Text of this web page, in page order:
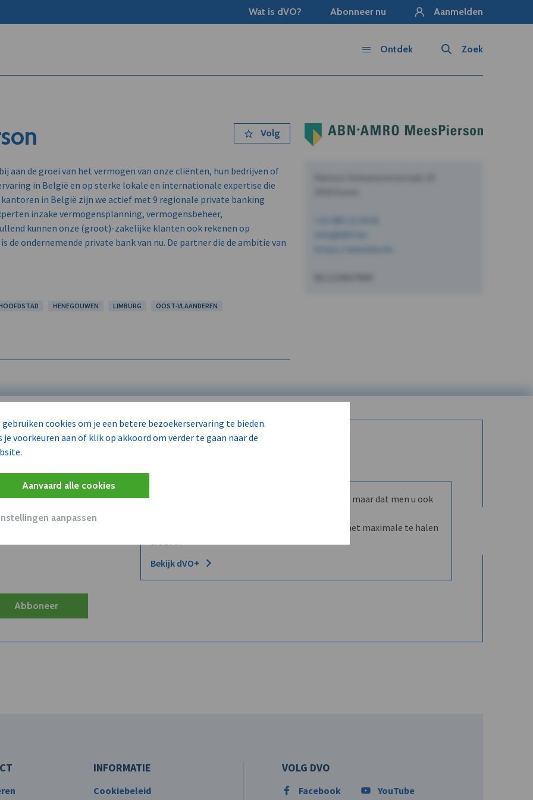
gebruiken cookies om je een betere bezoekerservaring te bieden.
je voorkeuren aan of klik op akkoord om verder te gaan naar de
Aanvaard alle cookies
aanpassen
Wat is dVO? Abonneer nu Aanmelden
Zoek
Ontdek
Volg
aan de groei van het vermogen van onze cliënten, hun bedrijven of
in België en op sterke lokale en internationale expertise die
in België zijn we actief met 9 regionale private banking
inzake vermogensplanning, vermogensbeheer,
kunnen onze (groot)-zakelijke klanten ook rekenen op
de ondernemende private bank van nu. De partner die de ambitie van
HENEGOUWEN LIMBURG OOST-VLAANDEREN
voor
en/of partners
Abboneer
Wilt u niet enkel de dVO community leren kennen maar dat men u ook
Word dVO Member voor €72/mnd en dVO helpt u het maximale te halen
uit dVO.
Bekijk dVO+
INFORMATIE
Cookiebeleid
VOLG DVO
Facebook YouTube